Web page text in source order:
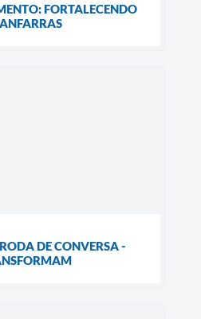
FORTALECENDO
DE CONVERSA -